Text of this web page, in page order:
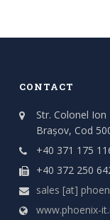
CONTACT
Str. Colonel
Brașov, Cod
+40 371 175
+40 372 250
sales [at]
www.phoenix-